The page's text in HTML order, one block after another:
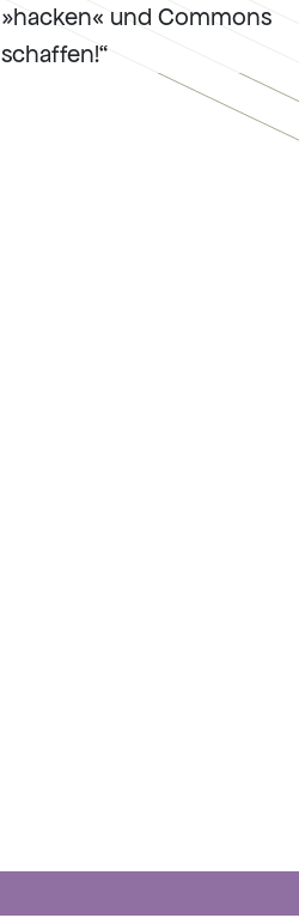
»hacken« und Commons
schaffen!“